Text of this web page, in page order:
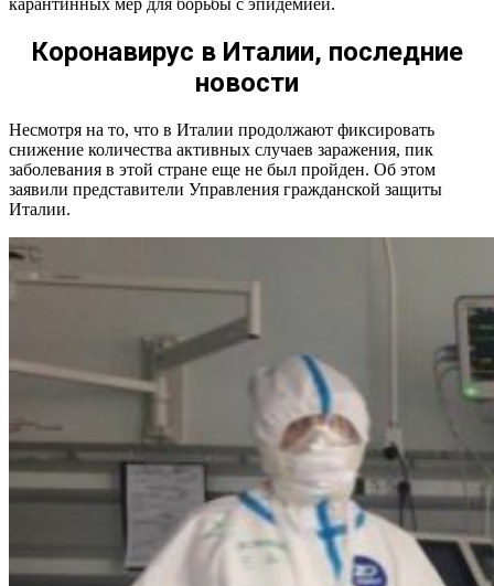
карантинных мер для борьбы с эпидемией.
Коронавирус в Италии, последние
новости
Несмотря на то, что в Италии продолжают фиксировать
снижение количества активных случаев заражения, пик
заболевания в этой стране еще не был пройден. Об этом
заявили представители Управления гражданской защиты
Италии.